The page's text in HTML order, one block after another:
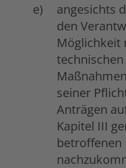
angesichts
den
Möglichkeit
seiner
Anträgen
Kapitel III
betroffenen